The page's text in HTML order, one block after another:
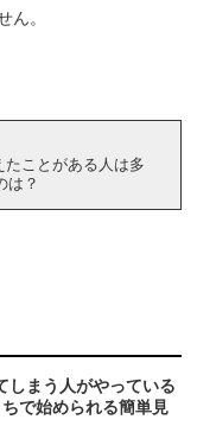
ん。
たことがある人は多
は？
しまう人がやっている
で始められる簡単見